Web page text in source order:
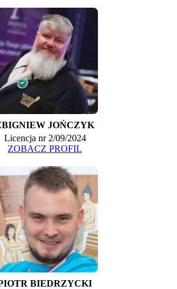
JOŃCZYK
Licencja nr 2/09/2024
ZOBACZ PROFIL
BIEDRZYCKI